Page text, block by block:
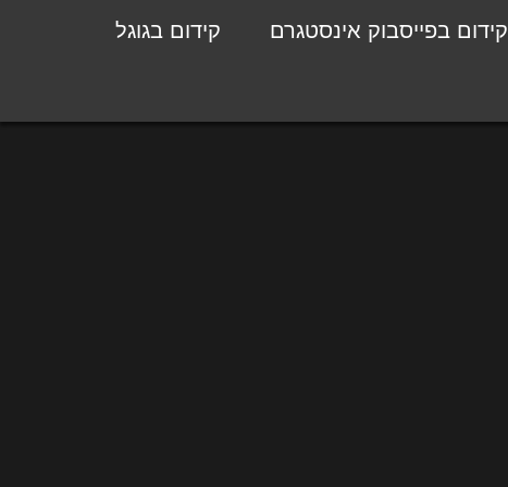
קידום בפייסבוק אינסטגרם קידום בגוגל